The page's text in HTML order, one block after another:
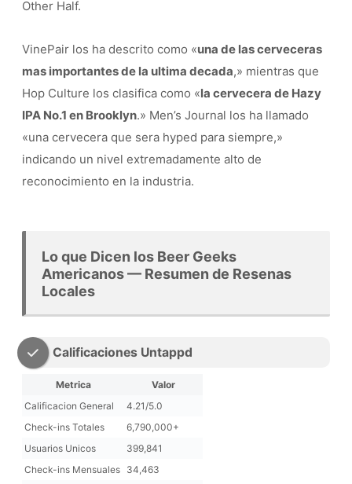
Other Half.
VinePair los ha descrito como «una de las cerveceras
mas importantes de la ultima decada,» mientras que
Hop Culture los clasifica como «la cervecera de Hazy
IPA No.1 en Brooklyn.» Men’s Journal los ha llamado
«una cervecera que sera hyped para siempre,»
indicando un nivel extremadamente alto de
reconocimiento en la industria.
Lo que Dicen los Beer Geeks
Americanos — Resumen de Resenas
Locales
Calificaciones Untappd
Metrica
Valor
Calificacion General
4.21/5.0
Check-ins Totales
6,790,000+
Usuarios Unicos
399,841
Check-ins Mensuales 34,463